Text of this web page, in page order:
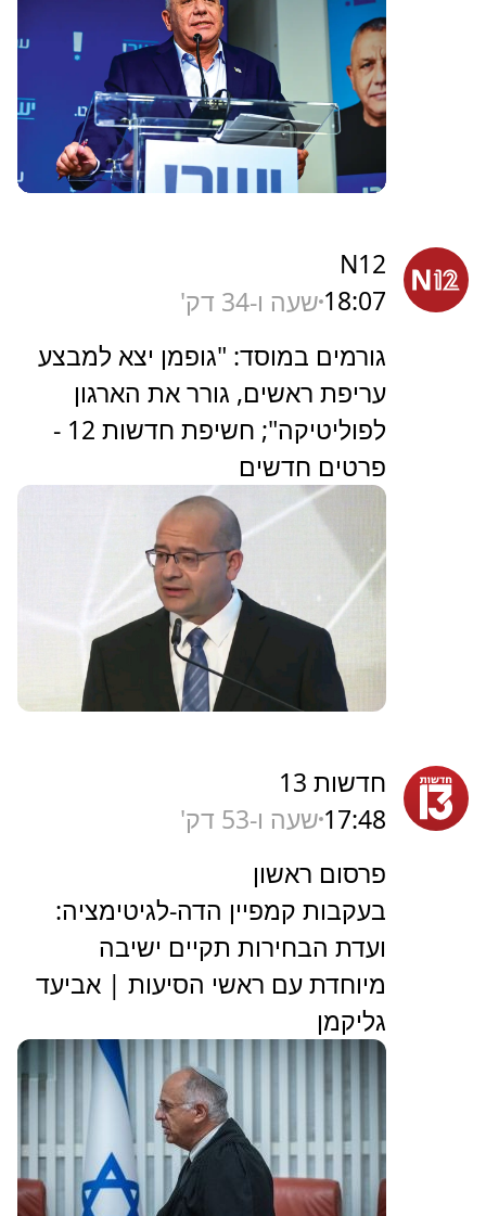
N12
18:07 שעה ו-34 דק'
גורמים במוסד: "גופמן יצא למבצע
עריפת ראשים, גורר את הארגון
לפוליטיקה"; חשיפת חדשות 12 -
פרטים חדשים
חדשות 13
17:48 שעה ו-53 דק'
פרסום ראשון
בעקבות קמפיין הדה-לגיטימציה:
ועדת הבחירות תקיים ישיבה
מיוחדת עם ראשי הסיעות | אביעד
גליקמן